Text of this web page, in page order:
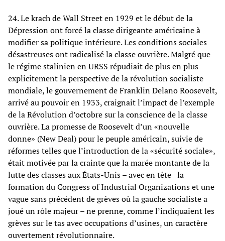
24. Le krach de Wall Street en 1929 et le début de la
Dépression ont forcé la classe dirigeante américaine à
modifier sa politique intérieure. Les conditions sociales
désastreuses ont radicalisé la classe ouvrière. Malgré que
le régime stalinien en URSS répudiait de plus en plus
explicitement la perspective de la révolution socialiste
mondiale, le gouvernement de Franklin Delano Roosevelt,
arrivé au pouvoir en 1933, craignait l’impact de l’exemple
de la Révolution d’octobre sur la conscience de la classe
ouvrière. La promesse de Roosevelt d’un «nouvelle
donne» (New Deal) pour le peuple américain, suivie de
réformes telles que l’introduction de la «sécurité sociale»,
était motivée par la crainte que la marée montante de la
lutte des classes aux États-Unis – avec en tête la
formation du Congress of Industrial Organizations et une
vague sans précédent de grèves où la gauche socialiste a
joué un rôle majeur – ne prenne, comme l’indiquaient les
grèves sur le tas avec occupations d’usines, un caractère
ouvertement révolutionnaire.